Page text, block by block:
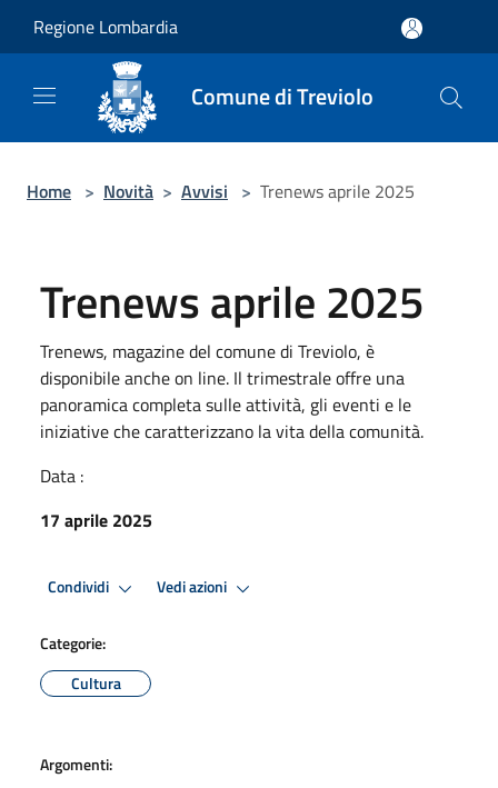
Regione Lombardia
Comune di Treviolo
Home > Novità > Avvisi > Trenews aprile 2025
Trenews aprile 2025
Trenews, magazine del comune di Treviolo, è
disponibile anche on line. Il trimestrale offre una
panoramica completa sulle attività, gli eventi e le
iniziative che caratterizzano la vita della comunità.
Data :
17 aprile 2025
Condividi Vedi azioni
Categorie:
Cultura
Argomenti: